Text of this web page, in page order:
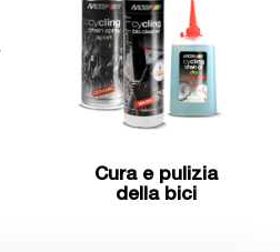
Cura e pulizia
della bici